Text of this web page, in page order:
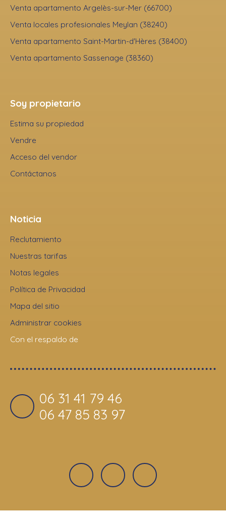
Venta apartamento Argelès-sur-Mer (66700)
Venta locales profesionales Meylan (38240)
Venta apartamento Saint-Martin-d'Hères (38400)
Venta apartamento Sassenage (38360)
Soy propietario
Estima su propiedad
Vendre
Acceso del vendor
Contáctanos
Noticia
Reclutamiento
Nuestras tarifas
Notas legales
Política de Privacidad
Mapa del sitio
Administrar cookies
Con el respaldo de
06 31 41 79 46
06 47 85 83 97